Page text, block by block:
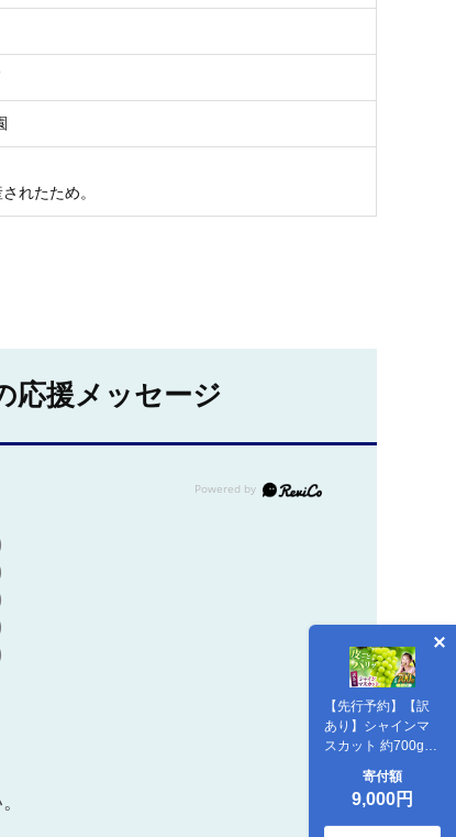
【先行予約】【訳
あり】シャインマ
スカット 約700g(1
社方園】 [ZBZ027]
寄付額
9,000円
れたため。
応援メッセージ